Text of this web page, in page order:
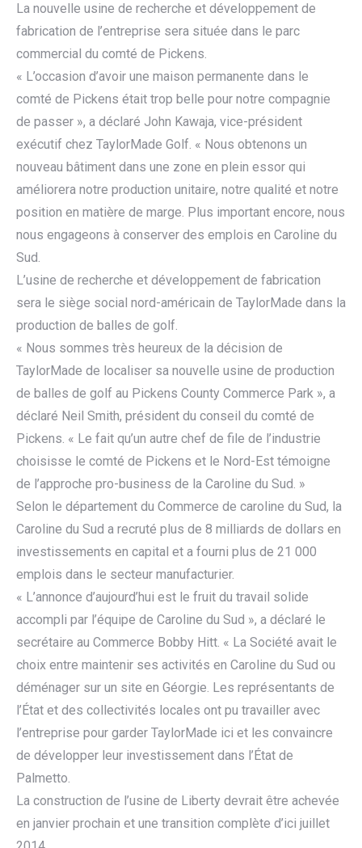
La nouvelle usine de recherche et développement de
fabrication de l’entreprise sera située dans le parc
commercial du comté de Pickens.
« L’occasion d’avoir une maison permanente dans le
comté de Pickens était trop belle pour notre compagnie
de passer », a déclaré John Kawaja, vice-président
exécutif chez TaylorMade Golf. « Nous obtenons un
nouveau bâtiment dans une zone en plein essor qui
améliorera notre production unitaire, notre qualité et notre
position en matière de marge. Plus important encore, nous
nous engageons à conserver des emplois en Caroline du
Sud.
L’usine de recherche et développement de fabrication
sera le siège social nord-américain de TaylorMade dans la
production de balles de golf.
« Nous sommes très heureux de la décision de
TaylorMade de localiser sa nouvelle usine de production
de balles de golf au Pickens County Commerce Park », a
déclaré Neil Smith, président du conseil du comté de
Pickens. « Le fait qu’un autre chef de file de l’industrie
choisisse le comté de Pickens et le Nord-Est témoigne
de l’approche pro-business de la Caroline du Sud. »
Selon le département du Commerce de caroline du Sud, la
Caroline du Sud a recruté plus de 8 milliards de dollars en
investissements en capital et a fourni plus de 21 000
emplois dans le secteur manufacturier.
« L’annonce d’aujourd’hui est le fruit du travail solide
accompli par l’équipe de Caroline du Sud », a déclaré le
secrétaire au Commerce Bobby Hitt. « La Société avait le
choix entre maintenir ses activités en Caroline du Sud ou
déménager sur un site en Géorgie. Les représentants de
l’État et des collectivités locales ont pu travailler avec
l’entreprise pour garder TaylorMade ici et les convaincre
de développer leur investissement dans l’État de
Palmetto.
La construction de l’usine de Liberty devrait être achevée
en janvier prochain et une transition complète d’ici juillet